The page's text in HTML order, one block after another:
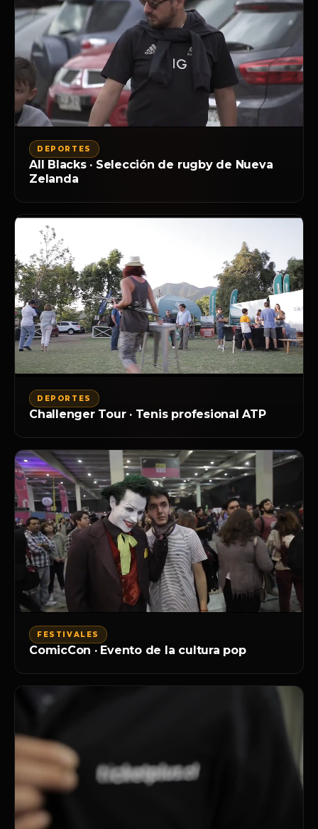
DEPORTES
All Blacks · Selección de rugby de Nueva
Zelanda
DEPORTES
Challenger Tour · Tenis profesional ATP
FESTIVALES
ComicCon · Evento de la cultura pop